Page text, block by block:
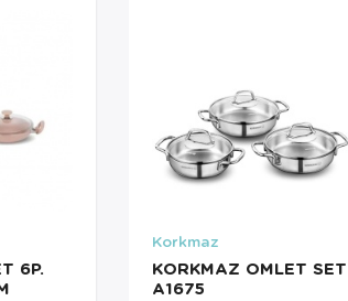
6P.
Korkmaz
KORKMAZ OMLET SET
A1675